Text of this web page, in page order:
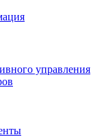
управления